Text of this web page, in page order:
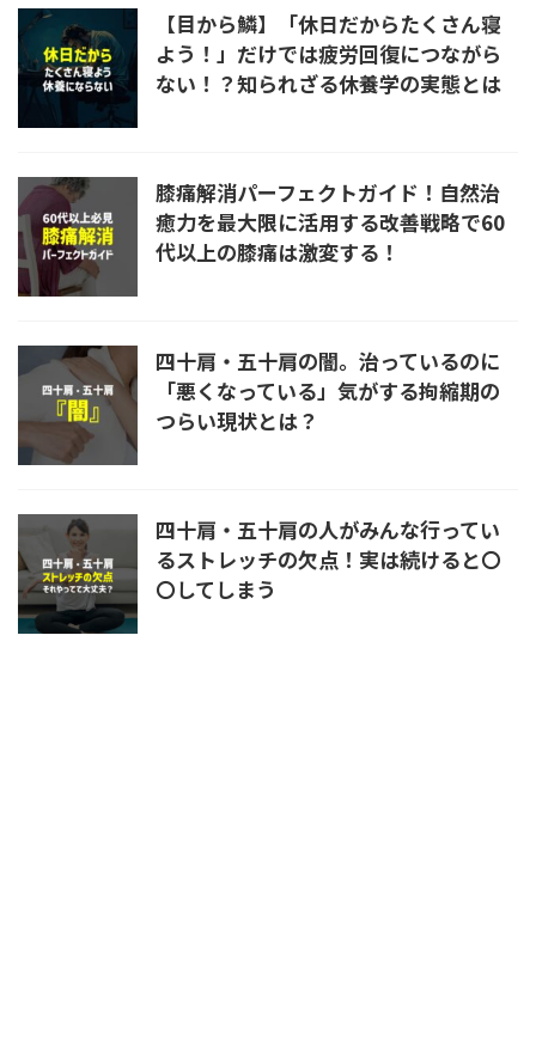
【目から鱗】「休日だからたくさん寝
よう！」だけでは疲労回復につながら
ない！？知られざる休養学の実態とは
膝痛解消パーフェクトガイド！自然治
癒力を最大限に活用する改善戦略で60
代以上の膝痛は激変する！
四十肩・五十肩の闇。治っているのに
「悪くなっている」気がする拘縮期の
つらい現状とは？
四十肩・五十肩の人がみんな行ってい
るストレッチの欠点！実は続けると〇
〇してしまう